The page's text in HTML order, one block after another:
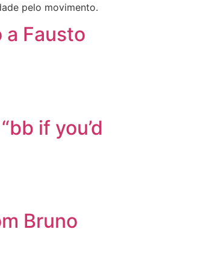
pelo movimento.
a Fausto
if you’d
Bruno